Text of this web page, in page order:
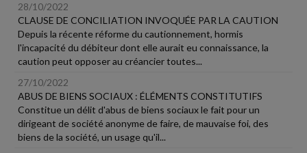
28/10/2022
CLAUSE DE CONCILIATION INVOQUÉE PAR LA CAUTION
Depuis la récente réforme du cautionnement, hormis
l'incapacité du débiteur dont elle aurait eu connaissance, la
caution peut opposer au créancier toutes...
27/10/2022
ABUS DE BIENS SOCIAUX : ÉLÉMENTS CONSTITUTIFS
Constitue un délit d'abus de biens sociaux le fait pour un
dirigeant de société anonyme de faire, de mauvaise foi, des
biens de la société, un usage qu'il...